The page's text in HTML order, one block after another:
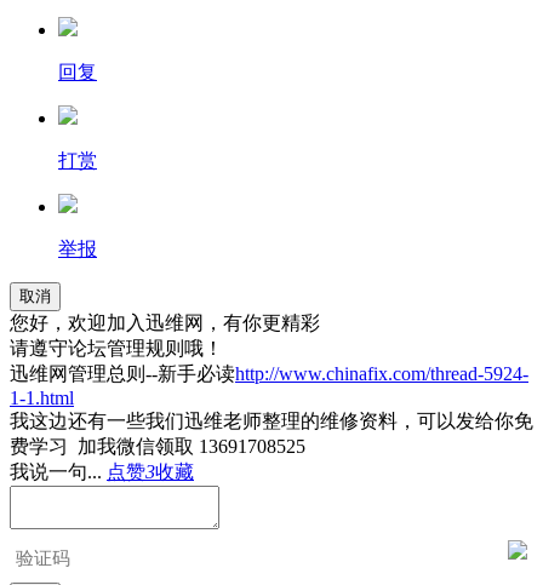
回复
打赏
举报
取消
您好，欢迎加入迅维网，有你更精彩
请遵守论坛管理规则哦！
迅维网管理总则--新手必读http://www.chinafix.com/thread-5924-
1-1.html
我这边还有一些我们迅维老师整理的维修资料，可以发给你免
费学习 加我微信领取 13691708525
我说一句... 点赞3收藏